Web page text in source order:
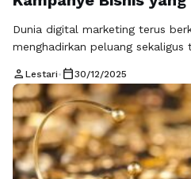
Dunia digital marketing terus
menghadirkan peluang
memengaruhi efektivitas
tantangan paling signifikan yang
biaya iklan meningkat, faktor
memengaruhi anggaran, hasil
investment (ROI). Menyadari
Selengkapnya
person Lestari• calendar_today30/12/2025